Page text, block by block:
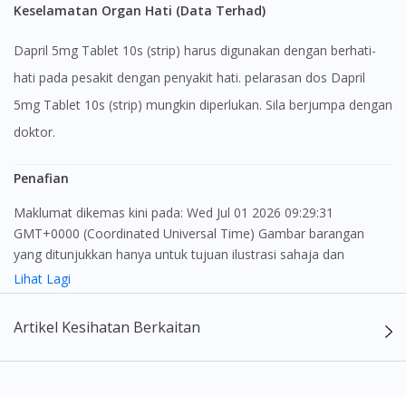
Keselamatan Organ Hati (Data Terhad)
Dapril 5mg Tablet 10s (strip) harus digunakan dengan berhati-
hati pada pesakit dengan penyakit hati. pelarasan dos Dapril
5mg Tablet 10s (strip) mungkin diperlukan. Sila berjumpa dengan
doktor.
Penafian
Maklumat dikemas kini pada: Wed Jul 01 2026 09:29:31
GMT+0000 (Coordinated Universal Time) Gambar barangan
yang ditunjukkan hanya untuk tujuan ilustrasi sahaja dan
mungkin tidak seperti produk yang sebenar
maklumat sahaja, bagi kegunaan para pengamal perubatan dan
bukan bertujuan sebagai rujukan kepada pengguna untuk
Lihat Lagi
Artikel Kesihatan Berkaitan